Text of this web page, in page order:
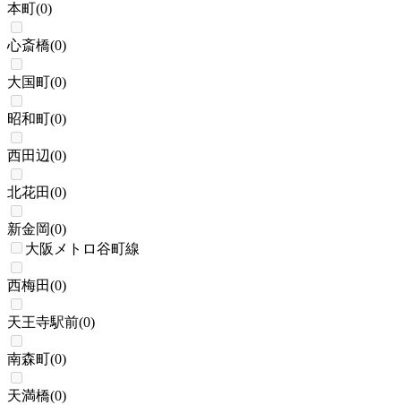
本町(0)
心斎橋(0)
大国町(0)
昭和町(0)
西田辺(0)
北花田(0)
新金岡(0)
大阪メトロ谷町線
西梅田(0)
天王寺駅前(0)
南森町(0)
天満橋(0)